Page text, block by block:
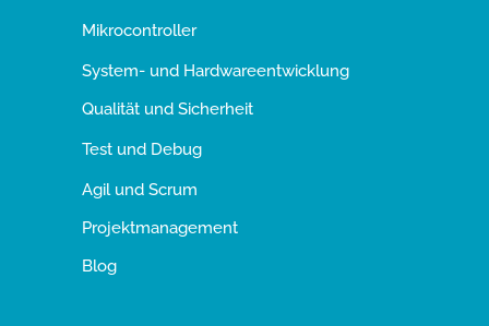
Mikrocontroller
System- und Hardwareentwicklung
Qualität und Sicherheit
Test und Debug
Agil und Scrum
Projektmanagement
Blog